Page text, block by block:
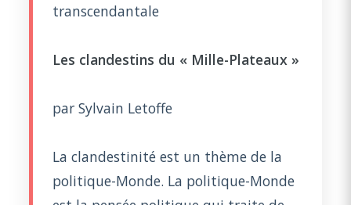
transcendantale
Les clandestins du « Mille-Plateaux »
par Sylvain Letoffe
La clandestinité est un thème de la
politique-Monde. La politique-Monde